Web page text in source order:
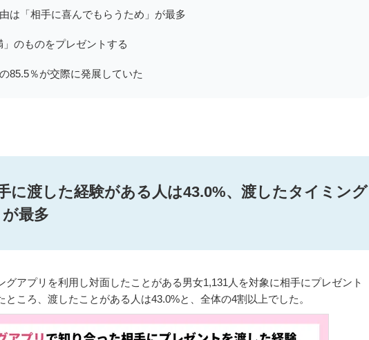
は「相手に喜んでもらうため」が最多
のものをプレゼントする
85.5％が交際に発展していた
に渡した経験がある人は43.0%、渡したタイミング
最多
グアプリを利用し対面したことがある男女1,131人を対象に相手にプレゼント
ところ、渡したことがある人は43.0%と、全体の4割以上でした。